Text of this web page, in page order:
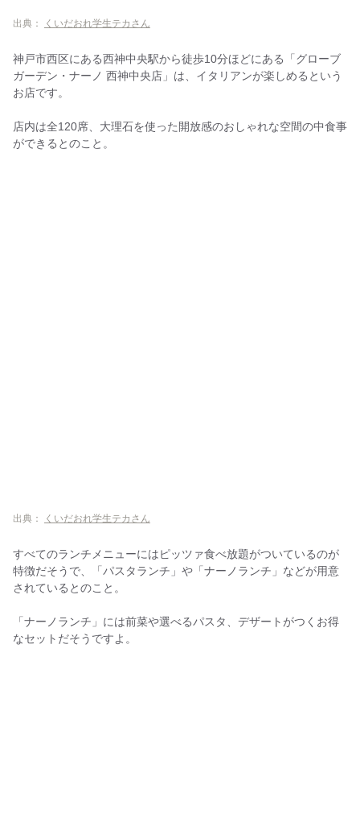
出典： くいだおれ学生テカさん
神戸市西区にある西神中央駅から徒歩10分ほどにある「グローブ
ガーデン・ナーノ 西神中央店」は、イタリアンが楽しめるという
お店です。
店内は全120席、大理石を使った開放感のおしゃれな空間の中食事
ができるとのこと。
出典： くいだおれ学生テカさん
すべてのランチメニューにはピッツァ食べ放題がついているのが
特徴だそうで、「パスタランチ」や「ナーノランチ」などが用意
されているとのこと。
「ナーノランチ」には前菜や選べるパスタ、デザートがつくお得
なセットだそうですよ。